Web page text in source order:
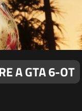
A GTA 6-OT